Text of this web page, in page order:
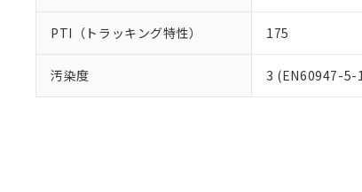
PTI（トラッキング特性） 175
汚染度 3 (EN60947-5-